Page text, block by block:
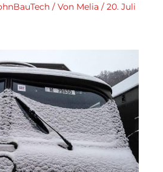
/ Von Melia / 20. Juli